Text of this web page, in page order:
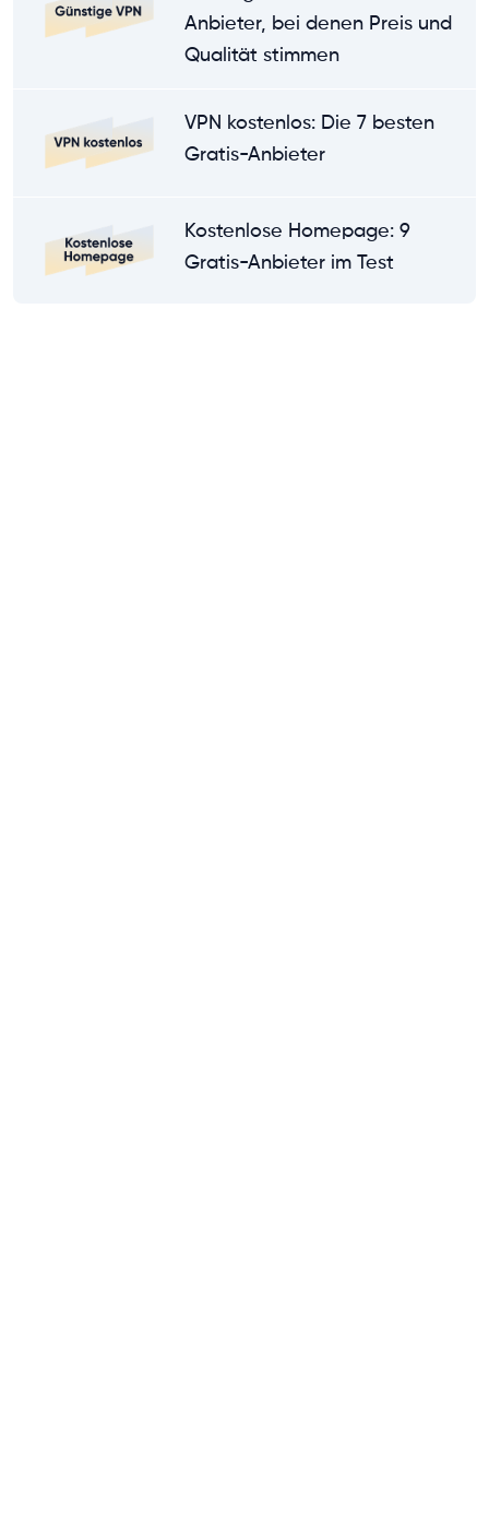
Anbieter, bei denen Preis und
Qualität stimmen
VPN kostenlos: Die 7 besten
Gratis-Anbieter
Kostenlose Homepage: 9
Gratis-Anbieter im Test